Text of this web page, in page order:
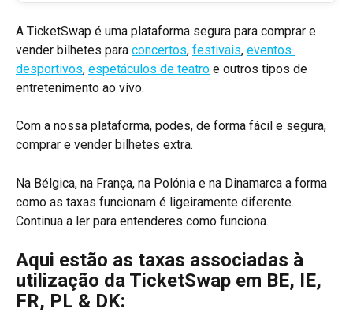
A TicketSwap é uma plataforma segura para comprar e
vender bilhetes para concertos, festivais, eventos
desportivos, espetáculos de teatro e outros tipos de
entretenimento ao vivo.
Com a nossa plataforma, podes, de forma fácil e segura,
comprar e vender bilhetes extra.
Na Bélgica, na França, na Polónia e na Dinamarca a forma
como as taxas funcionam é ligeiramente diferente.
Continua a ler para entenderes como funciona.
Aqui estão as taxas associadas à
utilização da TicketSwap em BE, IE,
FR, PL & DK: